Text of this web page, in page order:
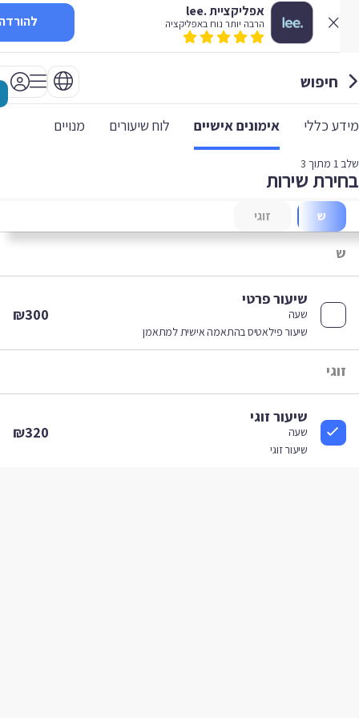
אפליקציית .lee
הרבה יותר נוח באפליקציה להורדה
חיפוש
כללי אימונים אישיים לוח שיעורים מנויים
1מתוך 3
שירות
שיעור פרטי
שיעור פילאטיס בהתאמה אישית למתאמן
₪300
שיעור זוגי
שיעור זוגי
₪320